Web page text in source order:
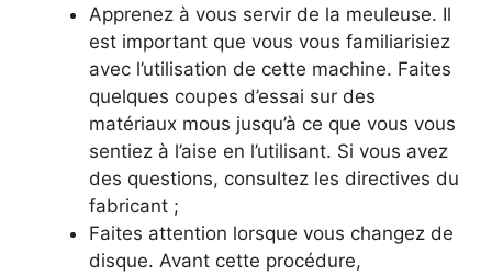
Apprenez à vous servir de la meuleuse. Il
est important que vous vous familiarisiez
avec l’utilisation de cette machine. Faites
quelques coupes d’essai sur des
matériaux mous jusqu’à ce que vous vous
sentiez à l’aise en l’utilisant. Si vous avez
des questions, consultez les directives du
fabricant ;
Faites attention lorsque vous changez de
disque. Avant cette procédure,